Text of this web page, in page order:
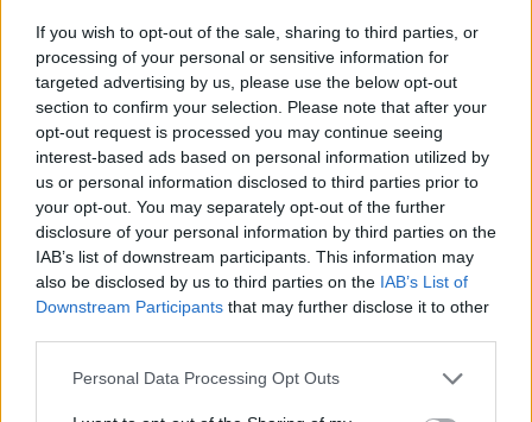
If you wish to opt-out of the sale, sharing to third parties, or
processing of your personal or sensitive information for
targeted advertising by us, please use the below opt-out
section to confirm your selection. Please note that after your
opt-out request is processed you may continue seeing
interest-based ads based on personal information utilized by
us or personal information disclosed to third parties prior to
your opt-out. You may separately opt-out of the further
disclosure of your personal information by third parties on the
IAB’s list of downstream participants. This information may
also be disclosed by us to third parties on the IAB’s List of
Downstream Participants that may further disclose it to other
Personal Data Processing Opt Outs
fegyverigényeket kielégíteni
hivatott PURL-programon
keresztül már csaknem 60
milliárd amerikai dollárt
különítettek el Ukrajna
számára, és ez a támogatás
folytatódni fog”
– ígérte Rutte.
Zelenszkij elmondta, hogy Ukrajna évente 45-
50 milliárd dollárt fordít fegyvergyártásra, és a